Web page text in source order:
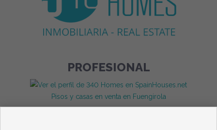
PROFESIONAL
Pisos y casas en venta en Fuengirola